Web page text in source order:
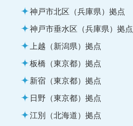
神戸市北区（兵庫県）拠点
神戸市垂水区（兵庫県）拠点
上越（新潟県）拠点
板橋（東京都）拠点
新宿（東京都）拠点
日野（東京都）拠点
江別（北海道）拠点